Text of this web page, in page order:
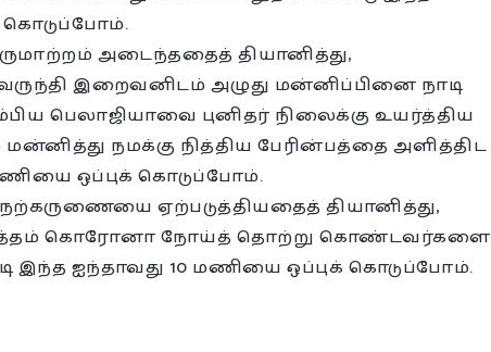
கொடுப்போம்.
அடைந்ததைத் தியானித்து,
இறைவனிடம் அழுது மன்னிப்பினை நாடி
பெலாஜியாவை புனிதர் நிலைக்கு உயர்த்திய
நமக்கு நித்திய பேரின்பத்தை அளித்திட
ஒப்புக் கொடுப்போம்.
ஏற்படுத்தியதைத் தியானித்து,
இரத்தம் கொரோனா நோய்த் தொற்று கொண்டவர்களை
இந்த ஐந்தாவது 10 மணியை ஒப்புக் கொடுப்போம்.